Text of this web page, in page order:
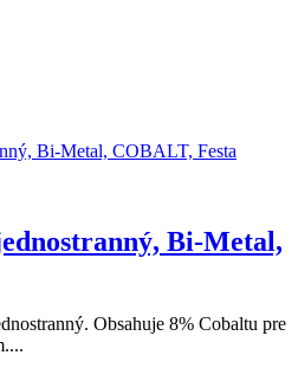
Bi-Metal,
Obsahuje 8% Cobaltu pre